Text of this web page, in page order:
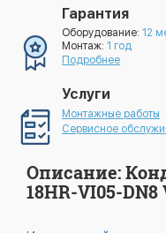
Гарантия
Оборудование: 12
Монтаж: 1 год
Подробнее
Услуги
Монтажные работы
Сервисное
Описание:
18HR-VI05-